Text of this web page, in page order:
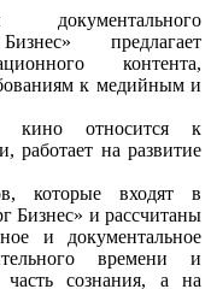
предлагает
контента,
к медийным и
кино относится к
работает на развитие
которые входят в
Бизнес» и рассчитаны
и документальное
времени и
часть сознания, а на